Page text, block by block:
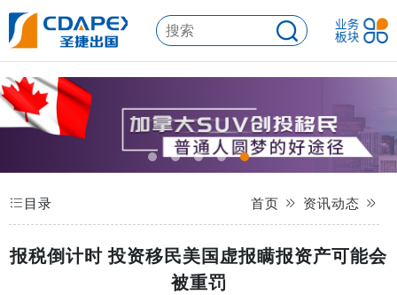
目录 首页 资讯动态
报税倒计时 投资移民美国虚报瞒报资产可能会
被重罚